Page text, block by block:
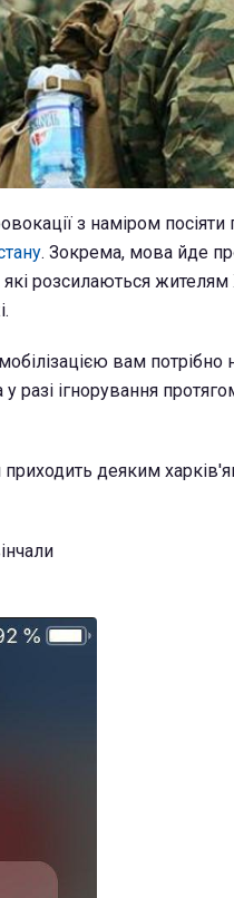
з наміром посіяти
. Зокрема, мова йде
які розсилаються
вам потрібно
разі ігнорування
приходить деяким